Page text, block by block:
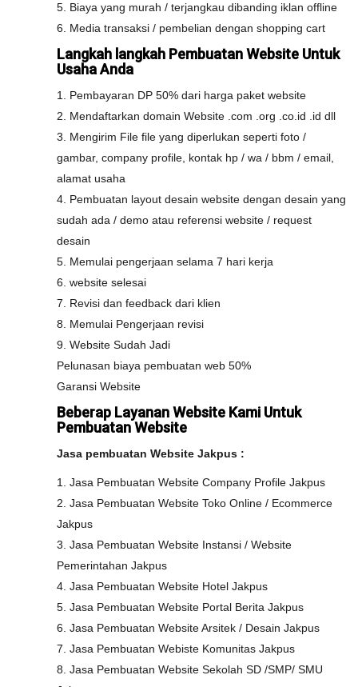
5. Biaya yang murah / terjangkau dibanding iklan offline
6. Media transaksi / pembelian dengan shopping cart
Langkah langkah Pembuatan Website Untuk
Usaha Anda
1. Pembayaran DP 50% dari harga paket website
2. Mendaftarkan domain Website .com .org .co.id .id dll
3. Mengirim File file yang diperlukan seperti foto /
gambar, company profile, kontak hp / wa / bbm / email,
alamat usaha
4. Pembuatan layout desain website dengan desain yang
sudah ada / demo atau referensi website / request
desain
5. Memulai pengerjaan selama 7 hari kerja
6. website selesai
7. Revisi dan feedback dari klien
8. Memulai Pengerjaan revisi
9. Website Sudah Jadi
Pelunasan biaya pembuatan web 50%
Garansi Website
Beberap Layanan Website Kami Untuk
Pembuatan Website
Jasa pembuatan Website Jakpus :
1. Jasa Pembuatan Website Company Profile Jakpus
2. Jasa Pembuatan Website Toko Online / Ecommerce
Jakpus
3. Jasa Pembuatan Website Instansi / Website
Pemerintahan Jakpus
4. Jasa Pembuatan Website Hotel Jakpus
5. Jasa Pembuatan Website Portal Berita Jakpus
6. Jasa Pembuatan Website Arsitek / Desain Jakpus
7. Jasa Pembuatan Webiste Komunitas Jakpus
8. Jasa Pembuatan Website Sekolah SD /SMP/ SMU